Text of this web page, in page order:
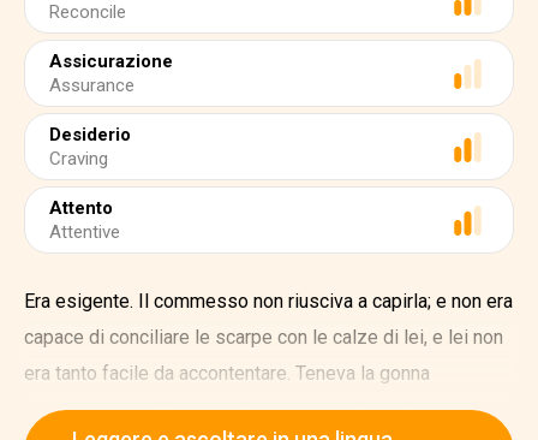
Reconcile
Assicurazione
Assurance
Desiderio
Craving
Attento
Attentive
Era esigente. Il commesso non riusciva a capirla; e non era
capace di conciliare le scarpe con le calze di lei, e lei non
era tanto facile da accontentare. Teneva la gonna
leggermente sollevata indietro e girava il piede da un lato